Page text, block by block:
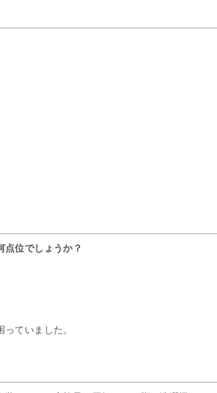
点位でしょうか？
ていました。